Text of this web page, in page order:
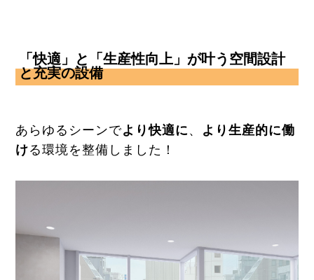
「快適」と「生産性向上」が叶う空間設計
と充実の設備
あらゆるシーンでより快適に 、 より生産的に働
ける環境を整備しました！